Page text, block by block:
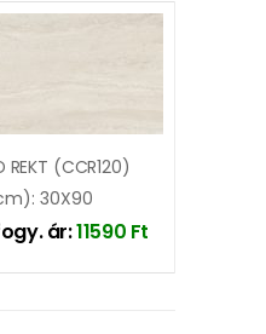
REKT (CCR120)
30X90
ár:11590 Ft